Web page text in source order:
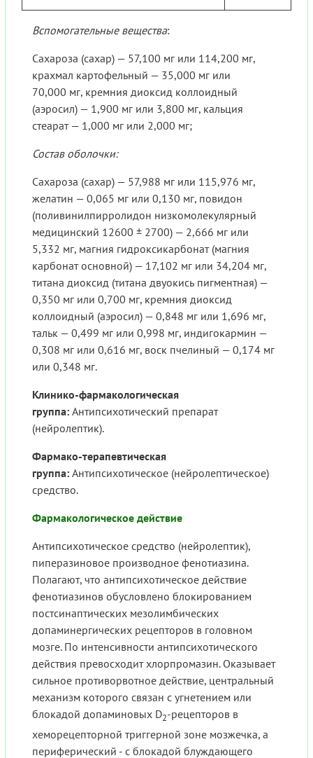
Вспомогательные вещества:
Сахароза (сахар) — 57,100 мг или 114,200 мг,
крахмал картофельный — 35,000 мг или
70,000 мг, кремния диоксид коллоидный
(аэросил) — 1,900 мг или 3,800 мг, кальция
стеарат — 1,000 мг или 2,000 мг;
Состав оболочки:
Сахароза (сахар) — 57,988 мг или 115,976 мг,
желатин — 0,065 мг или 0,130 мг, повидон
(поливинилпирролидон низкомолекулярный
медицинский 12600 ± 2700) — 2,666 мг или
5,332 мг, магния гидроксикарбонат (магния
карбонат основной) — 17,102 мг или 34,204 мг,
титана диоксид (титана двуокись пигментная) —
0,350 мг или 0,700 мг, кремния диоксид
коллоидный (аэросил) — 0,848 мг или 1,696 мг,
тальк — 0,499 мг или 0,998 мг, индигокармин —
0,308 мг или 0,616 мг, воск пчелиный — 0,174 мг
или 0,348 мг.
Клинико-фармакологическая
группа: Антипсихотический препарат
(нейролептик).
Фармако-терапевтическая
группа: Антипсихотическое (нейролептическое)
средство.
Фармакологическое действие
Антипсихотическое средство (нейролептик),
пиперазиновое производное фенотиазина.
Полагают, что антипсихотическое действие
фенотиазинов обусловлено блокированием
постсинаптических мезолимбических
допаминергических рецепторов в головном
мозге. По интенсивности антипсихотического
действия превосходит хлорпромазин. Оказывает
сильное противорвотное действие, центральный
механизм которого связан с угнетением или
блокадой допаминовых D2-рецепторов в
хеморецепторной триггерной зоне мозжечка, а
периферический - с блокадой блуждающего